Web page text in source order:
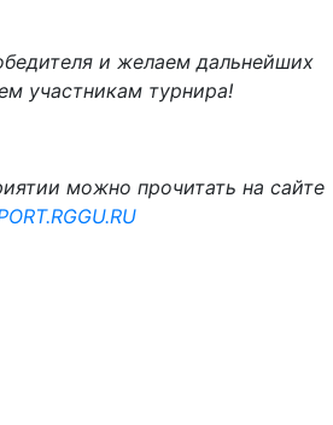
и желаем дальнейших
участникам турнира!
можно прочитать на сайте